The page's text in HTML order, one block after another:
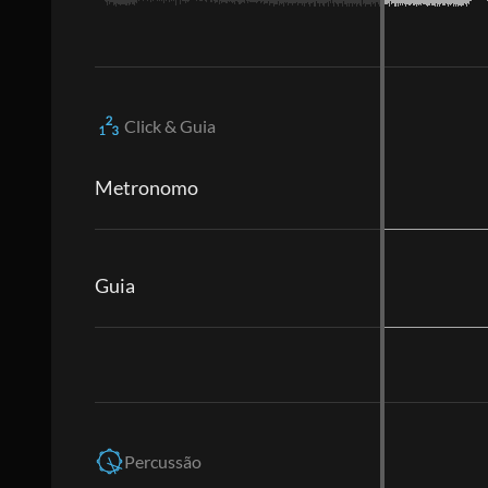
Click & Guia
Metronomo
Guia
Percussão